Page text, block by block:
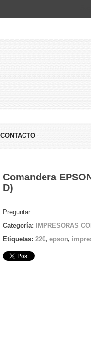
CONTACTO
Comandera
D)
Preguntar
Categoría:
IMPRESORAS
Etiquetas: 220, epson,